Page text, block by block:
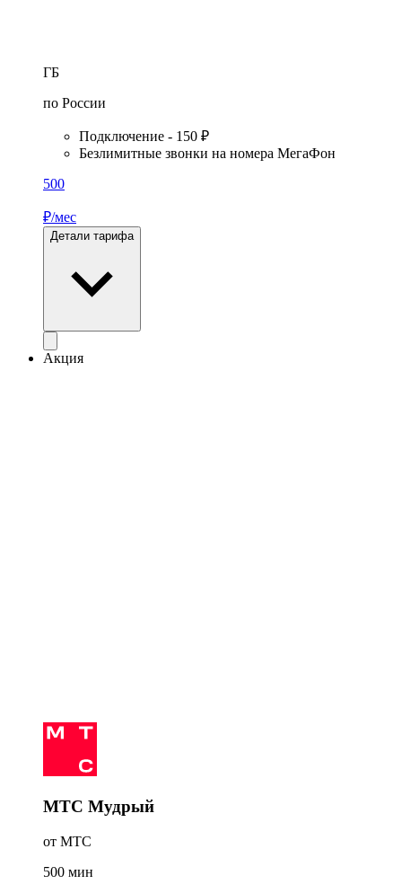
ГБ
по России
Подключение - 150 ₽
Безлимитные звонки на номера МегаФон
500
₽/мес
Детали тарифа
Акция
МТС Мудрый
от МТС
500 мин